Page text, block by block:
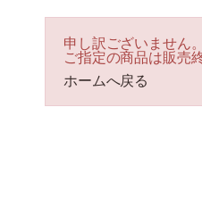
申し訳ございません。
ご指定の商品は販売
ホームへ戻る